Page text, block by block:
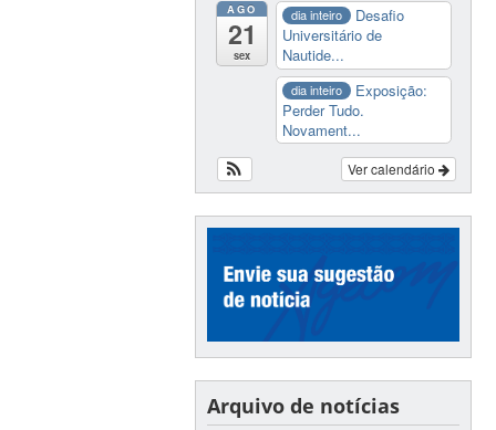
AGO
21
sex
dia inteiro
Desafio
Universitário de
Nautide...
dia inteiro
Exposição:
Perder Tudo.
Novament...
Ver calendário
Arquivo de notícias